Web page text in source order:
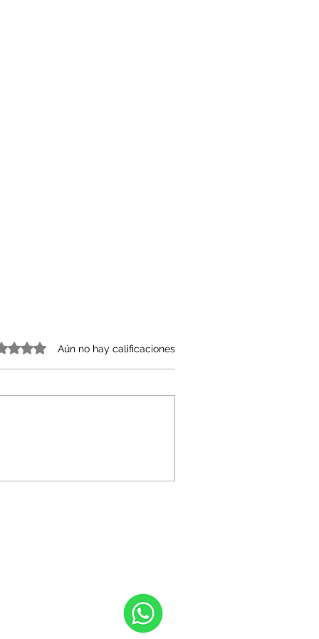
0 de 5 estrellas.Aún no hay calificaciones